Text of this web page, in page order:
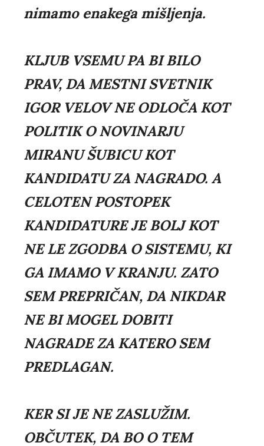
nimamo enakega mišljenja.
KLJUB VSEMU PA BI BILO
PRAV, DA MESTNI SVETNIK
IGOR VELOV NE ODLOČA KOT
POLITIK O NOVINARJU
MIRANU ŠUBICU KOT
KANDIDATU ZA NAGRADO. A
CELOTEN POSTOPEK
KANDIDATURE JE BOLJ KOT
NE LE ZGODBA O SISTEMU, KI
GA IMAMO V KRANJU. ZATO
SEM PREPRIČAN, DA NIKDAR
NE BI MOGEL DOBITI
NAGRADE ZA KATERO SEM
PREDLAGAN.
KER SI JE NE ZASLUŽIM.
OBČUTEK, DA BO O TEM